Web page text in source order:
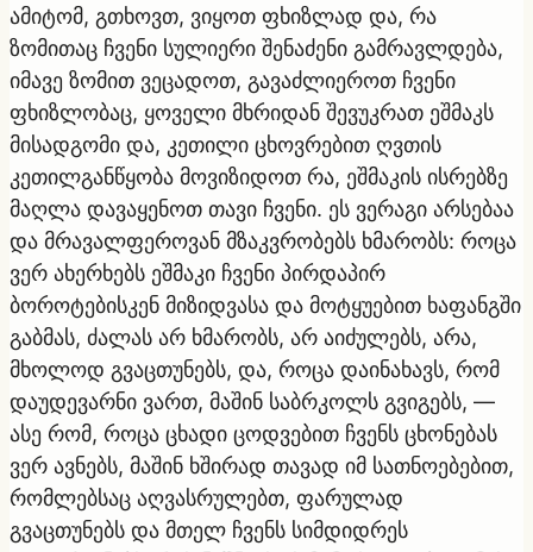
ამიტომ, გთხოვთ, ვიყოთ ფხიზლად და, რა
ზომითაც ჩვენი სულიერი შენაძენი გამრავლდება,
იმავე ზომით ვეცადოთ, გავაძლიეროთ ჩვენი
ფხიზლობაც, ყოველი მხრიდან შევუკრათ ეშმაკს
მისადგომი და, კეთილი ცხოვრებით ღვთის
კეთილგანწყობა მოვიზიდოთ რა, ეშმაკის ისრებზე
მაღლა დავაყენოთ თავი ჩვენი. ეს ვერაგი არსებაა
და მრავალფეროვან მზაკვრობებს ხმარობს: როცა
ვერ ახერხებს ეშმაკი ჩვენი პირდაპირ
ბოროტებისკენ მიზიდვასა და მოტყუებით ხაფანგში
გაბმას, ძალას არ ხმარობს, არ აიძულებს, არა,
მხოლოდ გვაცთუნებს, და, როცა დაინახავს, რომ
დაუდევარნი ვართ, მაშინ საბრკოლს გვიგებს, —
ასე რომ, როცა ცხადი ცოდვებით ჩვენს ცხონებას
ვერ ავნებს, მაშინ ხშირად თავად იმ სათნოებებით,
რომლებსაც აღვასრულებთ, ფარულად
გვაცთუნებს და მთელ ჩვენს სიმდიდრეს